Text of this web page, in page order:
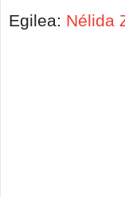
Egilea: Nélida